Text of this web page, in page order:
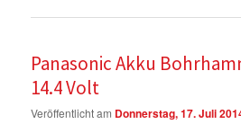
Panasonic Akku
14.4 Volt
Veröffentlicht am Donnerstag, 17. Juli